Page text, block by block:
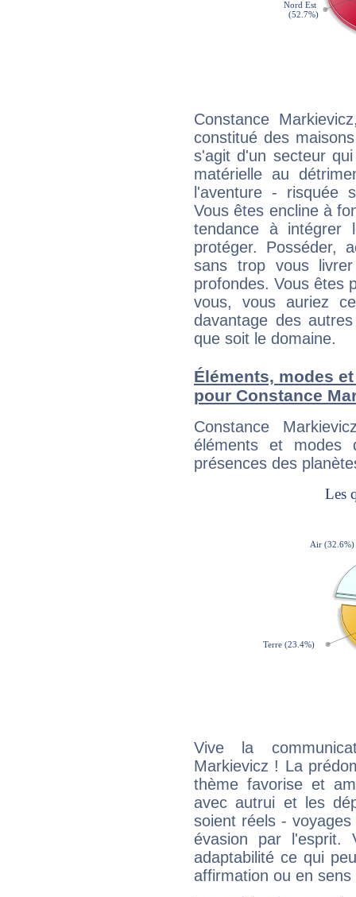
Constance
constitué des
s'agit d'un secteur
matérielle au
l'aventure - risquée
Vous êtes encline à
tendance à
protéger. Posséder,
sans trop vous
profondes. Vous êtes
vous, vous auriez
davantage des
que soit le domaine.
Éléments, modes
pour Constance
Constance
éléments et modes
présences des
Vive la
Markievicz ! La
thème favorise et
avec autrui et les
soient réels -
évasion par l'esprit.
adaptabilité ce qui
affirmation ou en